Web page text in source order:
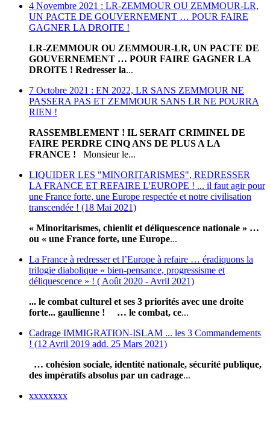
4 Novembre 2021 : LR-ZEMMOUR OU ZEMMOUR-LR,
UN PACTE DE GOUVERNEMENT … POUR FAIRE
GAGNER LA DROITE !
LR-ZEMMOUR OU ZEMMOUR-LR, UN PACTE DE
GOUVERNEMENT … POUR FAIRE GAGNER LA
DROITE ! Redresser la...
7 Octobre 2021 : EN 2022, LR SANS ZEMMOUR NE
PASSERA PAS ET ZEMMOUR SANS LR NE POURRA
RIEN !
RASSEMBLEMENT ! IL SERAIT CRIMINEL DE
FAIRE PERDRE CINQ ANS DE PLUS A LA
FRANCE ! Monsieur le...
LIQUIDER LES "MINORITARISMES", REDRESSER
LA FRANCE ET REFAIRE L'EUROPE ! ... il faut agir pour
une France forte, une Europe respectée et notre civilisation
transcendée ! (18 Mai 2021)
« Minoritarismes, chienlit et déliquescence nationale » …
ou « une France forte, une Europe...
La France à redresser et l’Europe à refaire … éradiquons la
trilogie diabolique « bien-pensance, progressisme et
déliquescence » ! ( Août 2020 - Avril 2021)
... le combat culturel et ses 3 priorités avec une droite
forte... gaullienne !
… le combat, ce...
Cadrage IMMIGRATION-ISLAM ... les 3 Commandements
! (12 Avril 2019 add. 25 Mars 2021)
… cohésion sociale, identité nationale, sécurité publique,
des impératifs absolus par un cadrage...
xxxxxxxx